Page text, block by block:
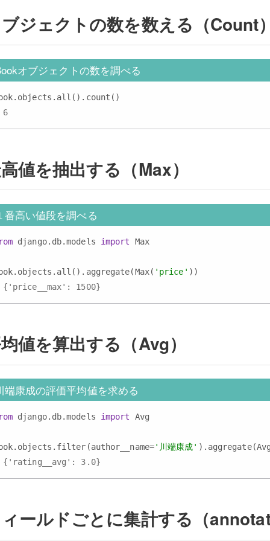
ジェクトの数を数える（Count
オブジェクトの数を調べる
6
値を抽出する（Max）
番高い値段を調べる
django.db.models import Max
'price'
{'price__max': 1500}
値を算出する（Avg）
端康成の評価平均値を求める
django.db.models import Avg
'川端康成'
{'rating__avg': 3.0}
ールドごとに集計する（